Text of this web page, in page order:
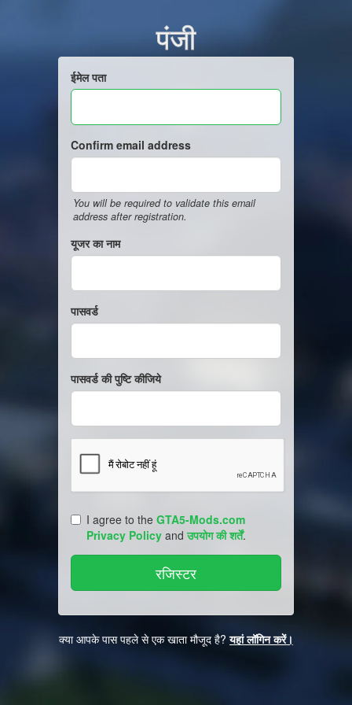
पंजी
ईमेल पता
Confirm email address
You will be required to validate this email
address after registration.
यूजर का नाम
पासवर्ड
पासवर्ड की पुष्टि कीजिये
I agree to the GTA5-Mods.com
Privacy Policy andउपयोग की शर्तें.
क्या आपके पास पहले से एक खाता मौजूद है?यहां लॉगिन करें।